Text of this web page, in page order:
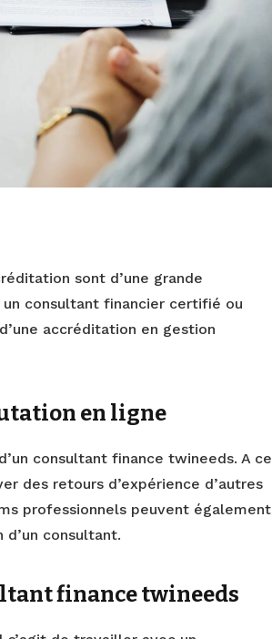
sont d’une grande
consultant financier certifié ou
accréditation en gestion
en ligne
consultant finance twineeds. A ce
des retours d’expérience d’autres
professionnels peuvent également
consultant.
finance twineeds